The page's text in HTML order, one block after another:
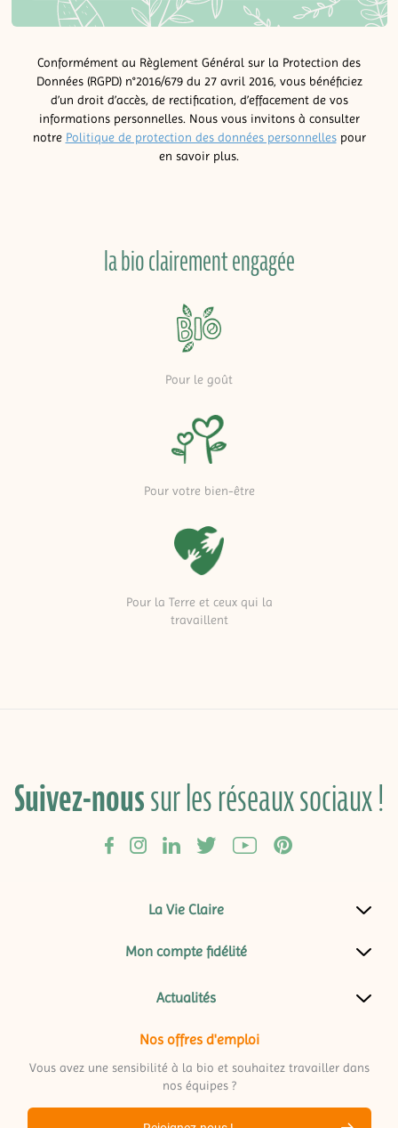
Conformément au Règlement Général sur la Protection des
Données (RGPD) n°2016/679 du 27 avril 2016, vous bénéficiez
d’un droit d’accès, de rectification, d’effacement de vos
informations personnelles. Nous vous invitons à consulter
notre Politique de protection des données personnellespour
en savoir plus.
la bio clairement engagée
Pour le goût
Pour votre bien-être
Pour la Terre et ceux qui la
travaillent
Suivez-noussur les réseaux sociaux !
La Vie Claire
Mon compte fidélité
Actualités
Nos offres d'emploi
Vous avez une sensibilité à la bio et souhaitez travailler dans
nos équipes ?